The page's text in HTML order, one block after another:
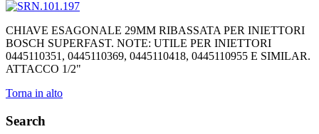
CHIAVE ESAGONALE 29MM RIBASSATA PER INIETTORI
BOSCH SUPERFAST. NOTE: UTILE PER INIETTORI
0445110351, 0445110369, 0445110418, 0445110955 E SIMILAR.
ATTACCO 1/2"
Torna in alto
Search